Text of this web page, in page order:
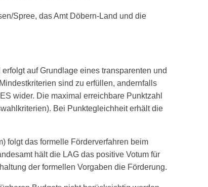
Spree, das Amt Döbern-Land und die
auf Grundlage eines transparenten und
sind zu erfüllen, andernfalls
wider. Die maximal erreichbare Punktzahl
Bei Punktegleichheit erhält die
folgt das formelle Förderverfahren beim
hält die LAG das positive Votum für
der formellen Vorgaben die Förderung.